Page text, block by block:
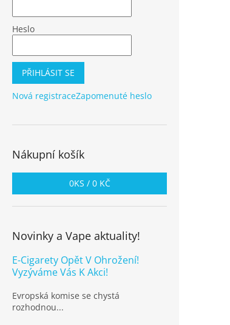
Heslo
PŘIHLÁSIT SE
Nová registraceZapomenuté heslo
Nákupní košík
0KS / 0 KČ
Novinky a Vape aktuality!
E-Cigarety Opět V Ohrožení!
Vyzýváme Vás K Akci!
Evropská komise se chystá
rozhodnou...